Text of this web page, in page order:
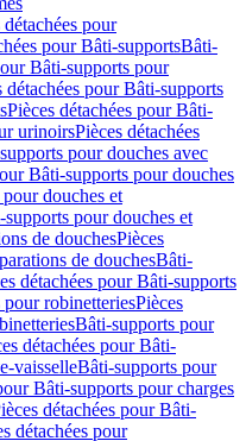
détachées pour
pour Bâti-supportsBâti-
Bâti-supports pour
détachées pour Bâti-supports
Pièces détachées pour Bâti-
urinoirsPièces détachées
pour douches avec
Bâti-supports pour douches
douches et
pour douches et
de douchesPièces
de douchesBâti-
détachées pour Bâti-supports
robinetteriesPièces
Bâti-supports pour
détachées pour Bâti-
vaisselleBâti-supports pour
Bâti-supports pour charges
détachées pour Bâti-
détachées pour